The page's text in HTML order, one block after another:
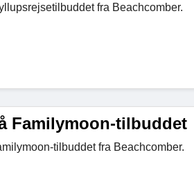
fra Beachcomber.
Familymoon-tilbuddet
tilbuddet fra Beachcomber.